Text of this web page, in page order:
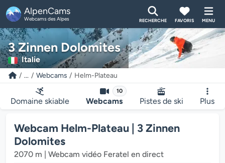
AlpenCams
Webcams des Alpes RECHERCHE FAVORIS MENU
3 Zinnen Dolomites
Italie
... Webcams Helm-Plateau
Domaine skiable
10
Webcams Pistes de ski Plus
Webcam Helm-Plateau | 3 Zinnen
Dolomites
2070 m | Webcam vidéo Feratel en direct